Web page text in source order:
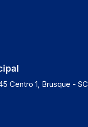
Centro 1, Brusque - SC